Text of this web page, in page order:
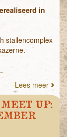
in
stallencomplex
Lees meer
UP: